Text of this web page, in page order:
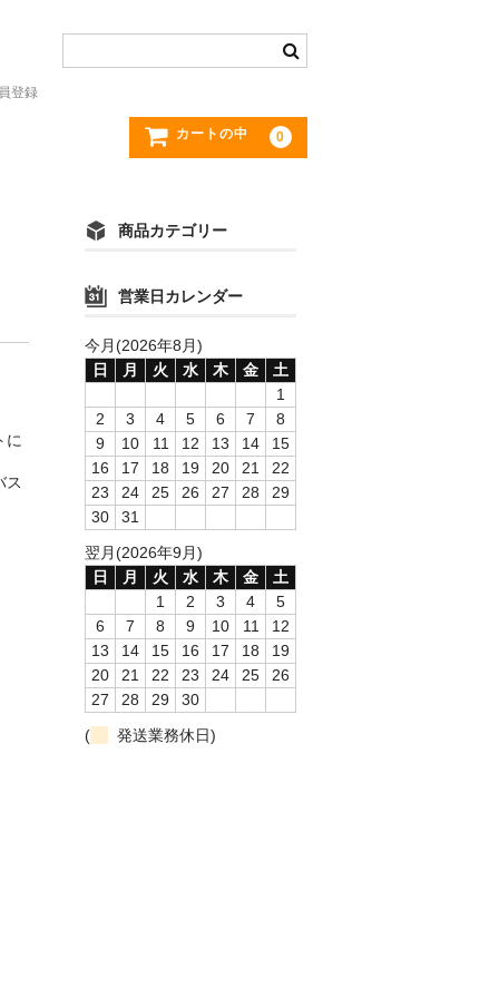
登録
カートの中 0
に
ス
商品カテゴリー
営業日カレンダー
今月(2026年8月)
日
月 火 水 木 金
土
1
2
3 4 5 6 7
8
9
10 11 12 13 14
15
16
17 18 19 20 21
22
23
24 25 26 27 28
29
30
31
翌月(2026年9月)
日
月 火 水 木 金
土
1
2 3 4
5
6
7 8 9 10 11
12
13
14 15 16 17 18
19
20
21 22 23 24 25
26
27
28 29
30
(
発送業務休日)